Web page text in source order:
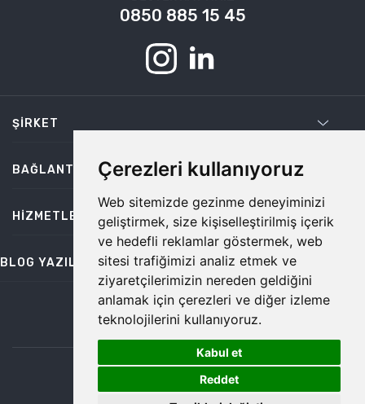
Çerezleri kullanıyoruz
Web sitemizde gezinme deneyiminizi
geliştirmek, size kişiselleştirilmiş içerik
ve hedefli reklamlar göstermek, web
sitesi trafiğimizi analiz etmek ve
ziyaretçilerimizin nereden geldiğini
anlamak için çerezleri ve diğer izleme
teknolojilerini kullanıyoruz.
Kabul et
Reddet
0850 885 15 45
ŞIRKET
BAĞLANTILAR
HIZMETLER
BLOG YAZILARI
bilgi@temiz.co
©2026 Temiz, Her Hakkı Saklıdır.